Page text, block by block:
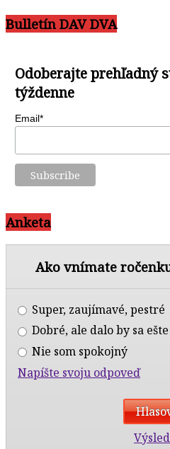
Bulletín DAV DVA
Odoberajte prehľadný
týždenne
Email*
Anketa
Ako vnímate ročenku
Super, zaujímavé, pestré
Dobré, ale dalo by sa
Nie som spokojný
Napíšte svoju odpoveď